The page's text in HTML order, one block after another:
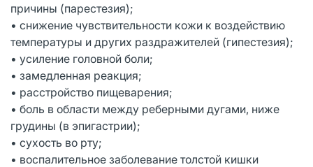
причины (парестезия);
• снижение чувствительности кожи к воздействию
температуры и других раздражителей (гипестезия);
• усиление головной боли;
• замедленная реакция;
• расстройство пищеварения;
• боль в области между реберными дугами, ниже
грудины (в эпигастрии);
• сухость во рту;
• воспалительное заболевание толстой кишки